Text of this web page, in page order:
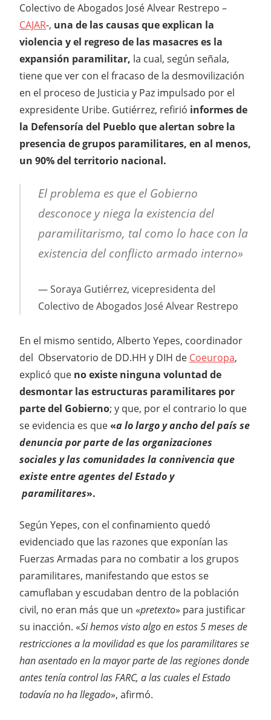
Colectivo de Abogados José Alvear Restrepo –
CAJAR-, una de las causas que explican la
violencia y el regreso de las masacres es la
expansión paramilitar, la cual, según señala,
tiene que ver con el fracaso de la desmovilización
en el proceso de Justicia y Paz impulsado por el
expresidente Uribe. Gutiérrez, refirió informes de
la Defensoría del Pueblo que alertan sobre la
presencia de grupos paramilitares, en al menos,
un 90% del territorio nacional.
El problema es que el Gobierno
desconoce y niega la existencia del
paramilitarismo, tal como lo hace con la
existencia del conflicto armado interno»
Soraya Gutiérrez, vicepresidenta del
Colectivo de Abogados José Alvear Restrepo
En el mismo sentido, Alberto Yepes, coordinador
del Observatorio de DD.HH y DIH de Coeuropa,
explicó que no existe ninguna voluntad de
desmontar las estructuras paramilitares por
parte del Gobierno; y que, por el contrario lo que
se evidencia es que«a lo largo y ancho del país se
denuncia por parte de las organizaciones
sociales y las comunidades la connivencia que
existe entre agentes del Estado y
paramilitares».
Según Yepes, con el confinamiento quedó
evidenciado que las razones que exponían las
Fuerzas Armadas para no combatir a los grupos
paramilitares, manifestando que estos se
camuflaban y escudaban dentro de la población
civil, no eran más que un «pretexto» para justificar
su inacción. «Si hemos visto algo en estos 5 meses de
restricciones a la movilidad es que los paramilitares se
han asentado en la mayor parte de las regiones donde
antes tenía control las FARC, a las cuales el Estado
todavía no ha llegado», afirmó.